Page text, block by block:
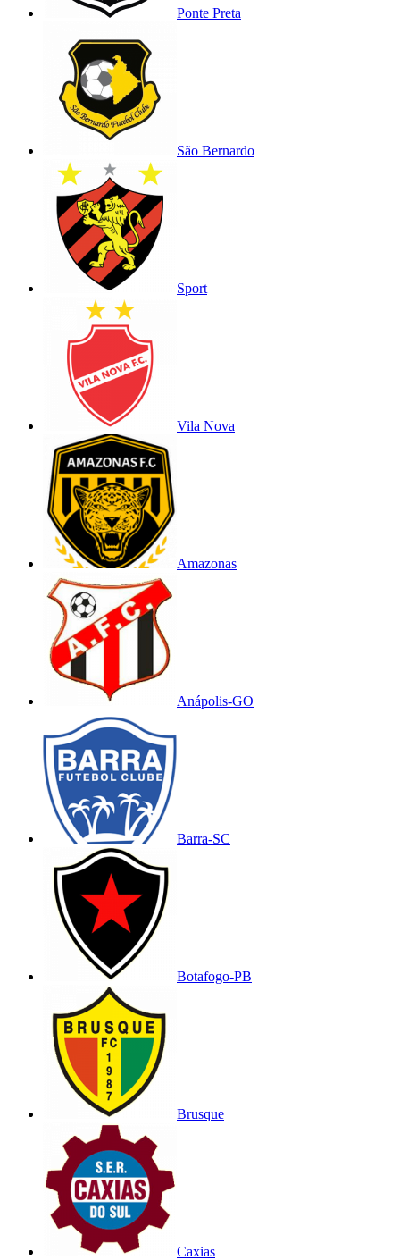
Ponte Preta
São Bernardo
Sport
Vila Nova
Amazonas
Anápolis-GO
Barra-SC
Botafogo-PB
Brusque
Caxias